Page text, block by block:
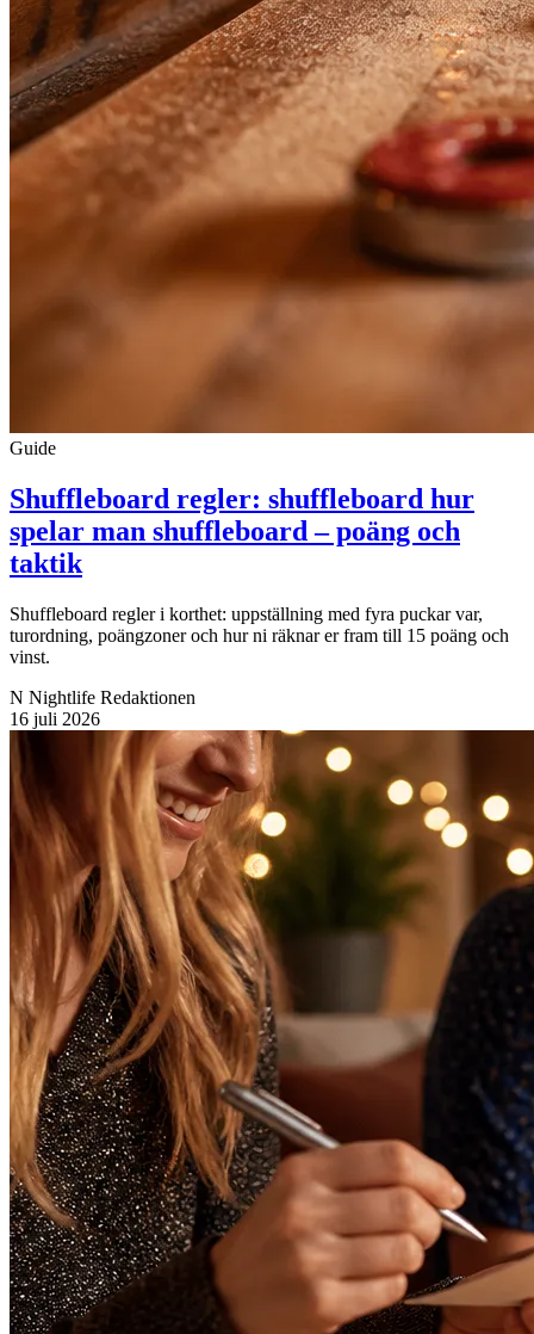
Guide
Shuffleboard regler: shuffleboard hur
spelar man shuffleboard – poäng och
taktik
Shuffleboard regler i korthet: uppställning med fyra puckar var,
turordning, poängzoner och hur ni räknar er fram till 15 poäng och
vinst.
N Nightlife Redaktionen
16 juli 2026